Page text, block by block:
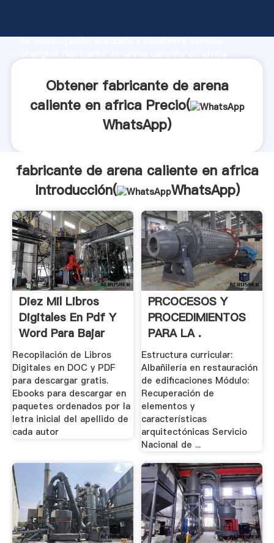
de investigación avanzada y excelente servicio,
clientes.Obtener fabricante de arena
caliente en africa Precio(
WhatsApp)
fabricante de arena caliente en africa
Introducción(
WhatsApp)
Diez Mil Libros
Digitales En Pdf Y
Word Para Bajar
Recopilación de Libros
Digitales en DOC y PDF
para descargar gratis.
Ebooks para descargar en
paquetes ordenados por la
letra inicial del apellido de
cada autor
PRCOCESOS Y
PROCEDIMIENTOS
PARA LA .
Estructura curricular:
Albañilería en restauración
de edificaciones Módulo:
Recuperación de
elementos y
características
arquitectónicas Servicio
Nacional de ...